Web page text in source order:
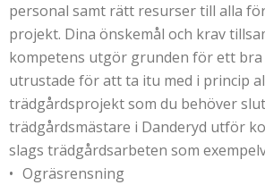
personal samt rätt resurser till alla
projekt. Dina önskemål och krav
kompetens utgör grunden för ett
utrustade för att ta itu med i princip
trädgårdsprojekt som du behöver
trädgårdsmästare i Danderyd utför
slags trädgårdsarbeten som
Ogräsrensning